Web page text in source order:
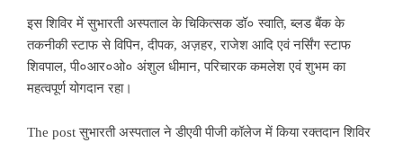
इस शिविर में सुभारती अस्पताल के चिकित्सक डॉ० स्वाति, ब्लड बैंक के
तकनीकी स्टाफ से विपिन, दीपक, अज़हर, राजेश आदि एवं नर्सिंग स्टाफ
शिवपाल, पी०आर०ओ० अंशुल धीमान, परिचारक कमलेश एवं शुभम का
महत्वपूर्ण योगदान रहा।
The postसुभारती अस्पताल ने डीएवी पीजी कॉलेज में किया रक्तदान शिविर